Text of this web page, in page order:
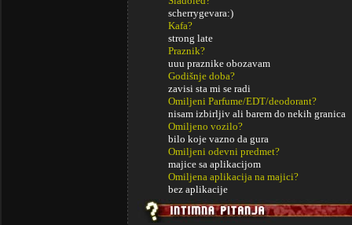
scherrygevara:)
Kafa?
strong late
Praznik?
uuu praznike obozavam
Godišnje doba?
zavisi sta mi se radi
Omiljeni Parfume/EDT/deodorant?
nisam izbirljiv ali barem do nekih granica
Omiljeno vozilo?
bilo koje vazno da gura
Omiljeni odevni predmet?
majice sa aplikacijom
Omiljena aplikacija na majici?
bez aplikacije